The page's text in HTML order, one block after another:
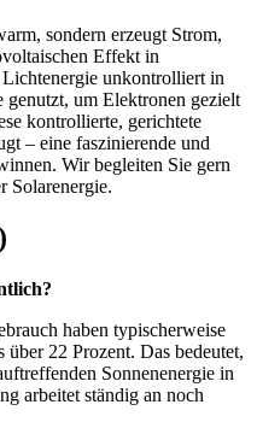
sondern erzeugt Strom,
Effekt in
unkontrolliert in
um Elektronen gezielt
kontrollierte, gerichtete
– eine faszinierende und
Wir begleiten Sie gern
Solarenergie.
haben typischerweise
22 Prozent. Das bedeutet,
Sonnenenergie in
arbeitet ständig an noch